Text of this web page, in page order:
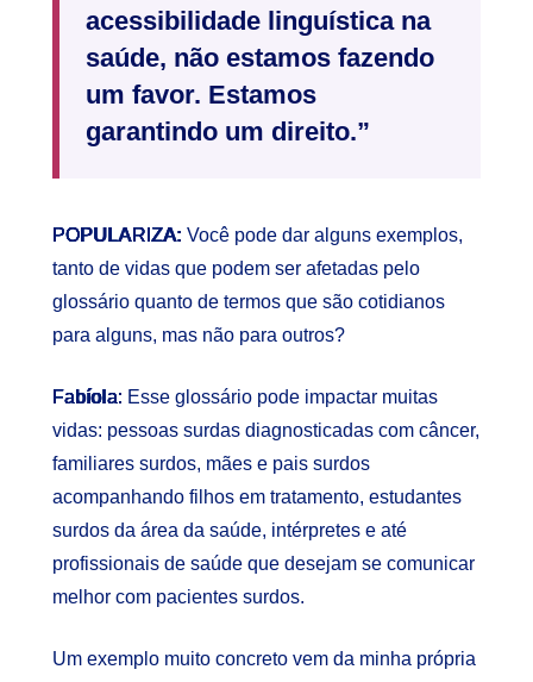
acessibilidade linguística na
saúde, não estamos fazendo
um favor. Estamos
garantindo um direito.”
POPULARIZA: Você pode dar alguns exemplos,
tanto de vidas que podem ser afetadas pelo
glossário quanto de termos que são cotidianos
para alguns, mas não para outros?
Fabíola: Esse glossário pode impactar muitas
vidas: pessoas surdas diagnosticadas com câncer,
familiares surdos, mães e pais surdos
acompanhando filhos em tratamento, estudantes
surdos da área da saúde, intérpretes e até
profissionais de saúde que desejam se comunicar
melhor com pacientes surdos.
Um exemplo muito concreto vem da minha própria